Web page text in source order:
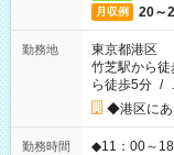
月収例 20～
勤務地
東京都港区
竹芝駅から徒
ら徒歩5分 /
◆港区にあ
勤務時間
◆11：00～